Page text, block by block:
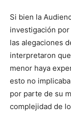
Si bien la
investigación
las alegaciones
interpretaron
menor haya
esto no
por parte de su
complejidad de